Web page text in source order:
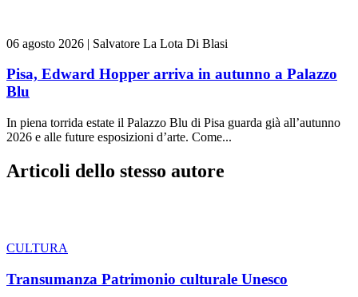
06 agosto 2026 | Salvatore La Lota Di Blasi
Pisa, Edward Hopper arriva in autunno a Palazzo
Blu
In piena torrida estate il Palazzo Blu di Pisa guarda già all’autunno
2026 e alle future esposizioni d’arte. Come...
Articoli dello stesso autore
CULTURA
Transumanza Patrimonio culturale Unesco